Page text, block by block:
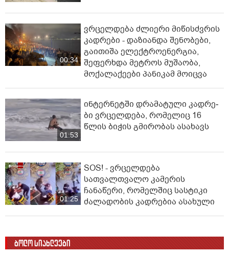
00:34
ვრცელდება ძლიერი მიწისძვრის
კადრები - დაზიანდა შენობები,
გაითიშა ელექტროენერგია,
შეფერხდა მეტროს მუშაობა,
მოქალაქეები პანიკამ მოიცვა
01:53
ინ­ტერ­ნეტ­ში დრა­მა­ტუ­ლი კად­რე­
ბი ვრცელდება, რომელიც 16
წლის ბიჭის გმირობას ასახავს
01:25
SOS! - ვრცელდება
სათვალთვალო კამერის
ჩანაწერი, რომელშიც სასტიკი
ძალადობის კადრებია ასახული
ბოლო სიახლეები